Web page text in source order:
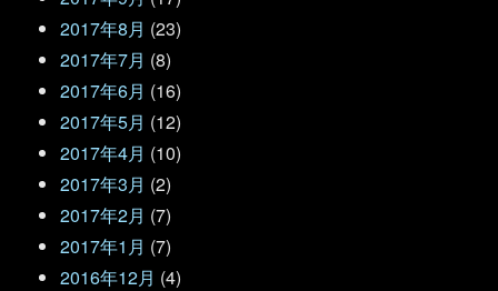
2017年8月 (23)
2017年7月 (8)
2017年6月 (16)
2017年5月 (12)
2017年4月 (10)
2017年3月 (2)
2017年2月 (7)
2017年1月 (7)
2016年12月 (4)